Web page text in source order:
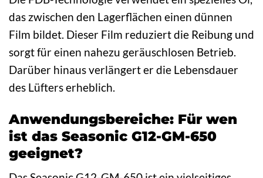
das zwischen den Lagerflächen einen dünnen
Film bildet. Dieser Film reduziert die Reibung und
sorgt für einen nahezu geräuschlosen Betrieb.
Darüber hinaus verlängert er die Lebensdauer
des Lüfters erheblich.
Anwendungsbereiche: Für wen
ist das Seasonic G12-GM-650
geeignet?